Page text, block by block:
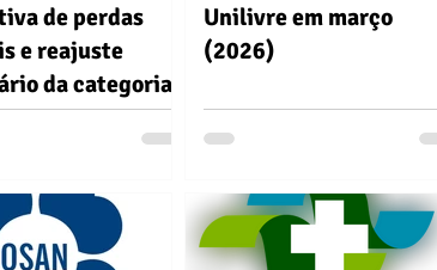
de perdas
e reajuste
da categoria
Unilivre em março
(2026)